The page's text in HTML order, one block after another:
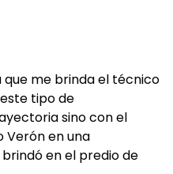
me brinda el técnico
tipo de
sino con el
Verón en una
en el predio de